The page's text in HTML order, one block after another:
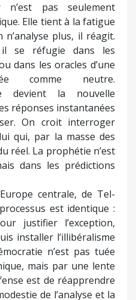
pas seulement
Elle tient à la fatigue
n’analyse plus, il réagit.
se réfugie dans les
dans les oracles d’une
comme neutre.
devient la nouvelle
réponses instantanées
On croit interroger
qui, par la masse des
réel. La prophétie n’est
dans les prédictions
centrale, de Tel-
est identique :
justifier l’exception,
installer l’illibéralisme
n’est pas tuée
mais par une lente
est de réapprendre
de l’analyse et la